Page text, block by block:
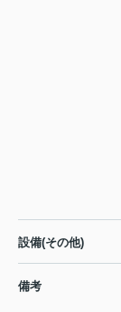
設備(その他)
備考